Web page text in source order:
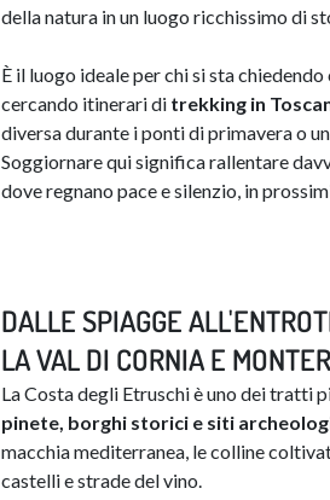
della natura in un luogo ricchissimo di
È il luogo ideale per chi si sta
cercando itinerari di trekking in
diversa durante i ponti di primavera o
Soggiornare qui significa rallentare
dove regnano pace e silenzio, in
DALLE SPIAGGE
LA VAL DI CORNIA E
La Costa degli Etruschi è uno dei tratti
pinete, borghi storici e siti
macchia mediterranea, le colline
castelli e strade del vino.